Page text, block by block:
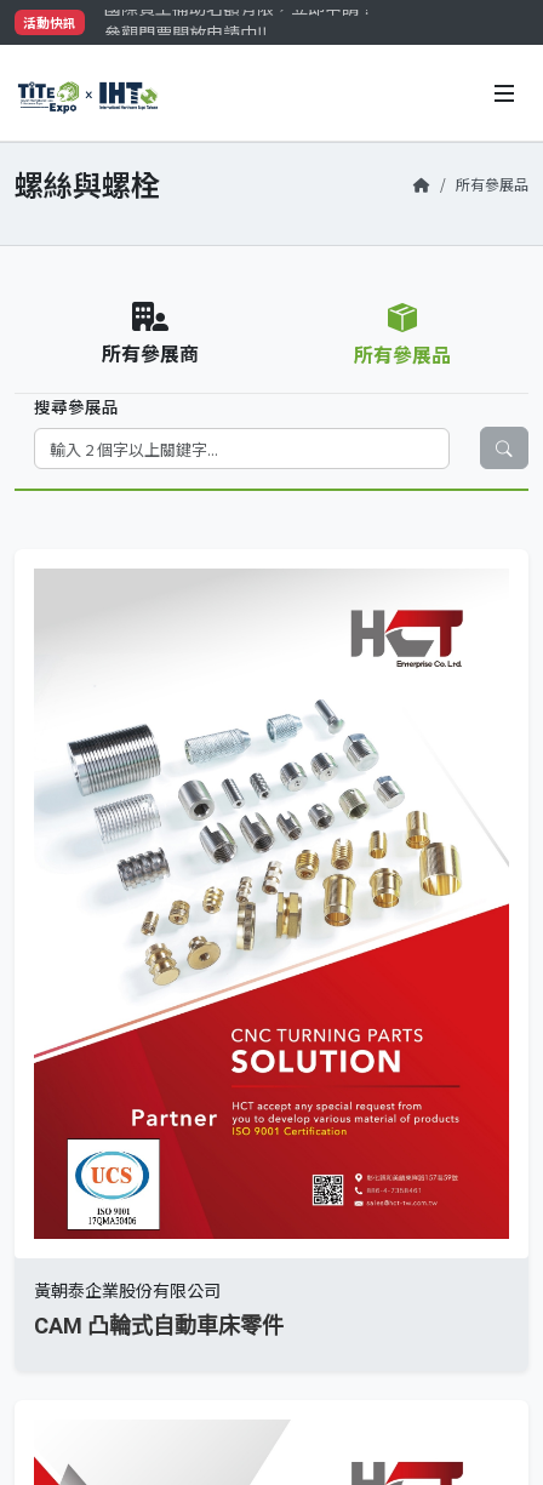
活動快訊
參觀門票開放申請中‼️
最大規模台灣五金展TiTE x IHT，2026/10/20-22與您在
螺絲與螺栓 所有參展品
所有參展商 所有參展品
搜尋參展品
黃朝泰企業股份有限公司
CAM 凸輪式自動車床零件